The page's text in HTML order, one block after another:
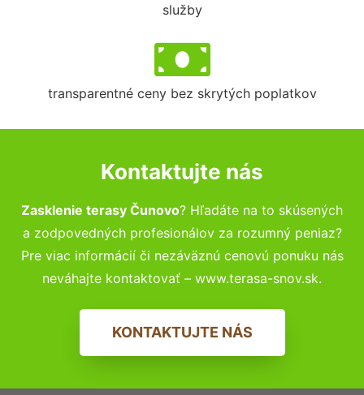
služby
transparentné ceny bez skrytých poplatkov
Kontaktujte nás
Zasklenie terasy Čunovo? Hľadáte na to skúsených
a zodpovedných profesionálov za rozumný peniaz?
Pre viac informácií či nezáväznú cenovú ponuku nás
neváhajte kontaktovať – www.terasa-snov.sk.
KONTAKTUJTE NÁS